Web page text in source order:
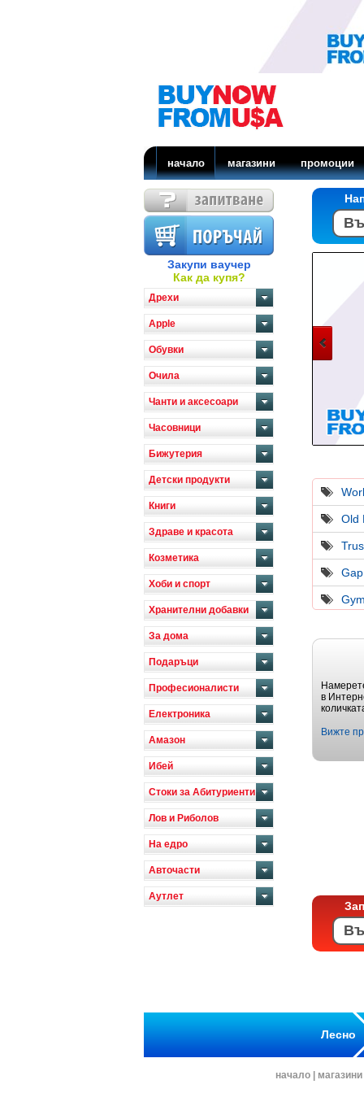
начало магазини промоции
Закупи ваучер
Как да купя?
Дрехи
Apple
Обувки
Очила
Чанти и аксесоари
Часовници
Бижутерия
Детски продукти
Книги
Здраве и красота
Козметика
Хоби и спорт
Хранителни добавки
За дома
Подаръци
Професионалисти
Електроника
Амазон
Ибей
Стоки за Абитуриенти
Лов и Риболов
На едро
Авточасти
Аутлет
Old
Gap
в
Вижте
Лесно
начало магазини